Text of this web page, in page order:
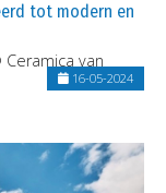
tot modern en
van
16-05-2024